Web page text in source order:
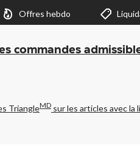
Offres hebdo
commandes
TriangleMD sur les articles avec la